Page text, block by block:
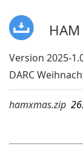
HAM
Version 2025-
DARC
hamxmas.zip